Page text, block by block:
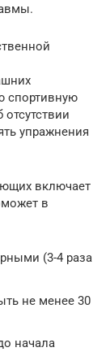
спортивную
упражнения
включает
в
(3-4 раза
не менее 30
начала